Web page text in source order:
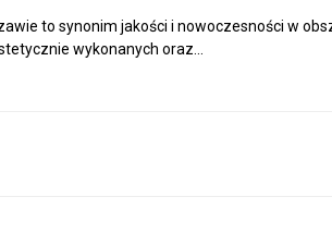
to synonim jakości i nowoczesności w
wykonanych oraz...